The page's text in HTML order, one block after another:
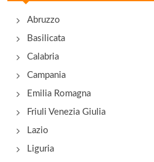
Costa d'Argento
borgo Carice , Capalbio
Abruzzo
Basilicata
Calabria
Campania
Emilia Romagna
Friuli Venezia Giulia
Lazio
Liguria